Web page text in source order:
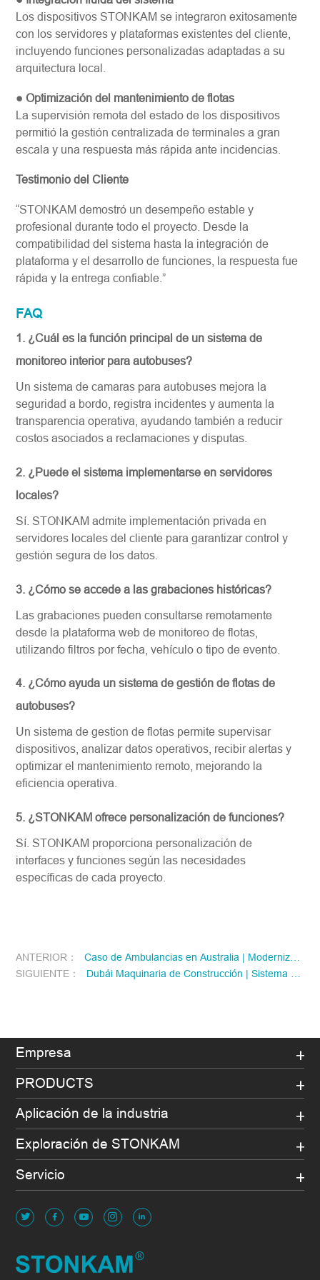
Los dispositivos STONKAM se integraron exitosamente
con los servidores y plataformas existentes del cliente,
incluyendo funciones personalizadas adaptadas a su
arquitectura local.
● Optimización del mantenimiento de flotas
La supervisión remota del estado de los dispositivos
permitió la gestión centralizada de terminales a gran
escala y una respuesta más rápida ante incidencias.
Testimonio del Cliente
“STONKAM demostró un desempeño estable y
profesional durante todo el proyecto. Desde la
compatibilidad del sistema hasta la integración de
plataforma y el desarrollo de funciones, la respuesta fue
rápida y la entrega confiable.”
FAQ
1. ¿Cuál es la función principal de un sistema de
monitoreo interior para autobuses?
Un sistema de camaras para autobuses mejora la
seguridad a bordo, registra incidentes y aumenta la
transparencia operativa, ayudando también a reducir
costos asociados a reclamaciones y disputas.
2. ¿Puede el sistema implementarse en servidores
locales?
Sí. STONKAM admite implementación privada en
servidores locales del cliente para garantizar control y
gestión segura de los datos.
3. ¿Cómo se accede a las grabaciones históricas?
Las grabaciones pueden consultarse remotamente
desde la plataforma web de monitoreo de flotas,
utilizando filtros por fecha, vehículo o tipo de evento.
4. ¿Cómo ayuda un sistema de gestión de flotas de
autobuses?
Un sistema de gestion de flotas permite supervisar
dispositivos, analizar datos operativos, recibir alertas y
optimizar el mantenimiento remoto, mejorando la
eficiencia operativa.
5. ¿STONKAM ofrece personalización de funciones?
Sí. STONKAM proporciona personalización de
interfaces y funciones según las necesidades
específicas de cada proyecto.
ANTERIOR：
Caso de Ambulancias en Australia | Modernización de la Gestión de Seguridad y Obtención Remota de Evidencias para Vehículos de Emergencia
SIGUIENTE：
Dubái Maquinaria de Construcción | Sistema de Gestión de Flotas y Monitoreo Inteligente STONKAM
Empresa
PRODUCTS
Aplicación de la industria
Exploración de STONKAM
Servicio